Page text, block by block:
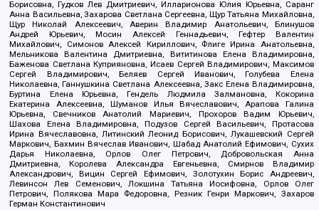
Борисовна, Гудков Лев Дмитриевич, Илларионова Юлия Юрьевна, Саранг
Анна Васильевна, Захарова Светлана Сергеевна, Щур Татьяна Михайловна,
Щур Николай Алексеевич, Аверин Владимир Анатольевич, Блинушов
Андрей Юрьевич, Мосин Алексей Геннадьевич, Гефтер Валентин
Михайлович, Симонов Алексей Кириллович, Флиге Ирина Анатольевна,
Мельникова Валентина Дмитриевна, Вититинова Елена Владимировна,
Баженова Светлана Куприяновна, Исаев Сергей Владимирович, Максимов
Сергей Владимирович, Беляев Сергей Иванович, Голубева Елена
Николаевна, Ганнушкина Светлана Алексеевна, Закс Елена Владимировна,
Буртина Елена Юрьевна, Гендель Людмила Залмановна, Кокорина
Екатерина Алексеевна, Шуманов Илья Вячеславович, Арапова Галина
Юрьевна, Свечников Анатолий Мариевич, Прохоров Вадим Юрьевич,
Шахова Елена Владимировна, Подузов Сергей Васильевич, Протасова
Ирина Вячеславовна, Литинский Леонид Борисович, Лукашевский Сергей
Маркович, Бахмин Вячеслав Иванович, Шабад Анатолий Ефимович, Сухих
Дарья Николаевна, Орлов Олег Петрович, Добровольская Анна
Дмитриевна, Королева Александра Евгеньевна, Смирнов Владимир
Александрович, Вицин Сергей Ефимович, Золотухин Борис Андреевич,
Левинсон Лев Семенович, Локшина Татьяна Иосифовна, Орлов Олег
Петрович, Полякова Мара Федоровна, Резник Генри Маркович, Захаров
Герман Константинович